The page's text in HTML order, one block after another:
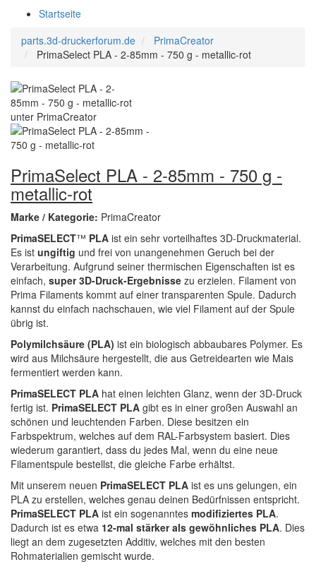
Startseite
parts.3d-druckerforum.de
PrimaCreator
PrimaSelect PLA - 2-85mm - 750 g - metallic-rot
PrimaSelect PLA - 2-85mm - 750 g -
metallic-rot
Marke / Kategorie: PrimaCreator
PrimaSELECT™ PLA ist ein sehr vorteilhaftes 3D-Druckmaterial.
Es ist ungiftig und frei von unangenehmen Geruch bei der
Verarbeitung. Aufgrund seiner thermischen Eigenschaften ist es
einfach, super 3D-Druck-Ergebnisse zu erzielen. Filament von
Prima Filaments kommt auf einer transparenten Spule. Dadurch
kannst du einfach nachschauen, wie viel Filament auf der Spule
übrig ist.
Polymilchsäure (PLA) ist ein biologisch abbaubares Polymer. Es
wird aus Milchsäure hergestellt, die aus Getreidearten wie Mais
fermentiert werden kann.
PrimaSELECT PLA hat einen leichten Glanz, wenn der 3D-Druck
fertig ist. PrimaSELECT PLA gibt es in einer großen Auswahl an
schönen und leuchtenden Farben. Diese besitzen ein
Farbspektrum, welches auf dem RAL-Farbsystem basiert. Dies
wiederum garantiert, dass du jedes Mal, wenn du eine neue
Filamentspule bestellst, die gleiche Farbe erhältst.
Mit unserem neuen PrimaSELECT PLA ist es uns gelungen, ein
PLA zu erstellen, welches genau deinen Bedürfnissen entspricht.
PrimaSELECT PLA ist ein sogenanntes modifiziertes PLA.
Dadurch ist es etwa 12-mal stärker als gewöhnliches PLA. Dies
liegt an dem zugesetzten Additiv, welches mit den besten
Rohmaterialien gemischt wurde.